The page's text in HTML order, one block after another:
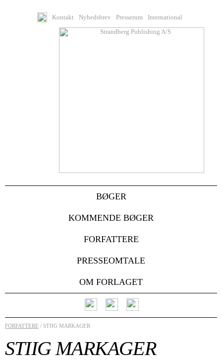
Kontakt Nyhedsbrev Presserum International
BØGER
KOMMENDE BØGER
FORFATTERE
PRESSEOMTALE
OM FORLAGET
FORFATTERE / STIIG MARKAGER
STIIG MARKAGER